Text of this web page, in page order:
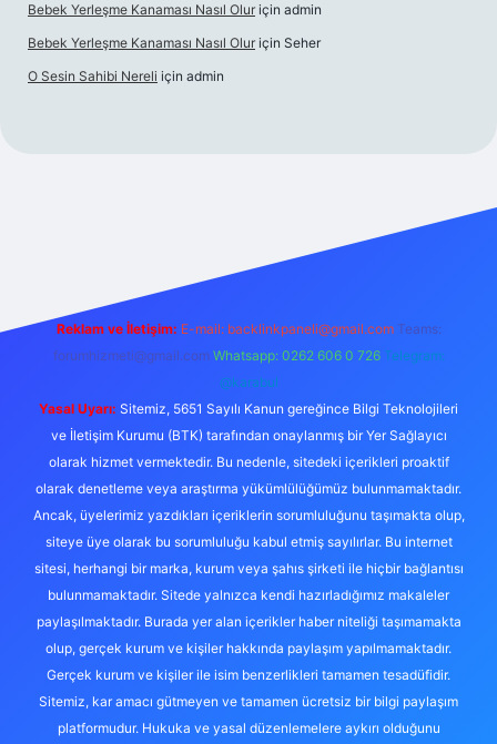
Bebek Yerleşme Kanaması Nasıl Olur için admin
Bebek Yerleşme Kanaması Nasıl Olur için Seher
O Sesin Sahibi Nereli için admin
Reklam ve İletişim: E-mail: backlinkpaneli@gmail.com Teams:
forumhizmeti@gmail.com Whatsapp: 0262 606 0 726 Telegram:
@karabul
Yasal Uyarı: Sitemiz, 5651 Sayılı Kanun gereğince Bilgi Teknolojileri
ve İletişim Kurumu (BTK) tarafından onaylanmış bir Yer Sağlayıcı
olarak hizmet vermektedir. Bu nedenle, sitedeki içerikleri proaktif
olarak denetleme veya araştırma yükümlülüğümüz bulunmamaktadır.
Ancak, üyelerimiz yazdıkları içeriklerin sorumluluğunu taşımakta olup,
siteye üye olarak bu sorumluluğu kabul etmiş sayılırlar. Bu internet
sitesi, herhangi bir marka, kurum veya şahıs şirketi ile hiçbir bağlantısı
bulunmamaktadır. Sitede yalnızca kendi hazırladığımız makaleler
paylaşılmaktadır. Burada yer alan içerikler haber niteliği taşımamakta
olup, gerçek kurum ve kişiler hakkında paylaşım yapılmamaktadır.
Gerçek kurum ve kişiler ile isim benzerlikleri tamamen tesadüfidir.
Sitemiz, kar amacı gütmeyen ve tamamen ücretsiz bir bilgi paylaşım
platformudur. Hukuka ve yasal düzenlemelere aykırı olduğunu